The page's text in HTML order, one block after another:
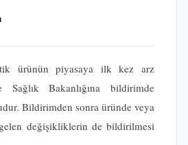
ürünün piyasaya ilk kez arz
Sağlık Bakanlığına bildirimde
Bildirimden sonra üründe veya
değişikliklerin de bildirilmesi